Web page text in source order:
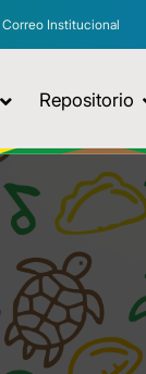
Correo Institucional
Repositorio